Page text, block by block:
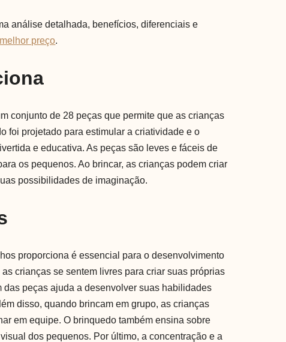
análise detalhada, benefícios, diferenciais e
preço.
conjunto de 28 peças que permite que as crianças
foi projetado para estimular a criatividade e o
e educativa. As peças são leves e fáceis de
os pequenos. Ao brincar, as crianças podem criar
possibilidades de imaginação.
proporciona é essencial para o desenvolvimento
crianças se sentem livres para criar suas próprias
peças ajuda a desenvolver suas habilidades
disso, quando brincam em grupo, as crianças
em equipe. O brinquedo também ensina sobre
dos pequenos. Por último, a concentração e a